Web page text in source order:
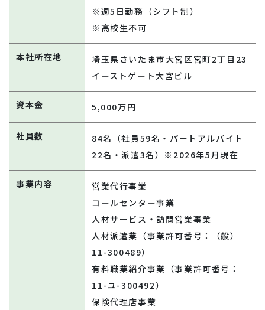
※週5日勤務（シフト制）
※高校生不可
本社所在地
埼玉県さいたま市大宮区宮町2丁目23
イーストゲート大宮ビル
資本金 5,000万円
社員数
84名（社員59名・パートアルバイト
22名・派遣3名）※2026年5月現在
事業内容
営業代行事業
コールセンター事業
人材サービス・訪問営業事業
人材派遣業（事業許可番号：（般）
11-300489）
有料職業紹介事業（事業許可番号：
11-ユ-300492）
保険代理店事業